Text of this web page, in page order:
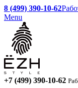
8 (499) 390-10-62
Menu
+7 (499) 390-10-62